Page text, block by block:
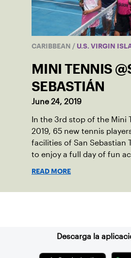
CARIBBEAN / U.S. VIRGIN
MINI TENNIS
SEBASTIÁN
June 24, 2019
In the 3rd stop of the Mini
2019, 65 new tennis
facilities of San Sebastian
to enjoy a full day of fun
READ MORE
Descarga la